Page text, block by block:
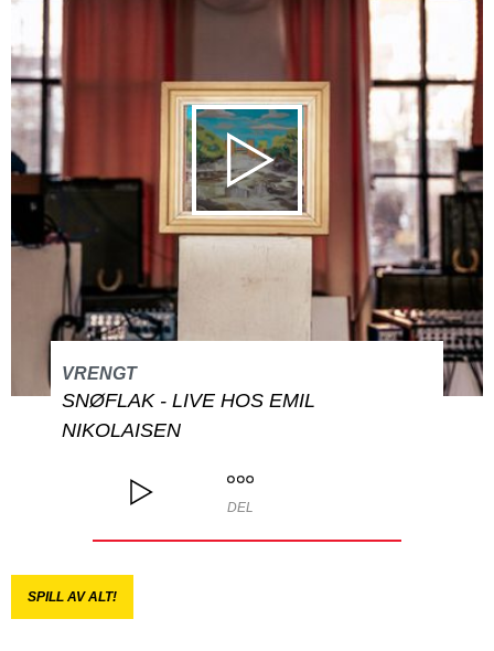
VRENGT
SNØFLAK - LIVE HOS EMIL
NIKOLAISEN
DEL
SPILL AV ALT!